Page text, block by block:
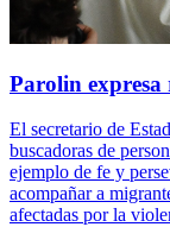
Parolin expresa
El secretario de
buscadoras de
ejemplo de fe y
acompañar a
afectadas por la